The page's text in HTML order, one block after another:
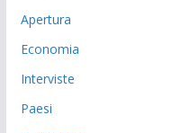
Apertura
Economia
Interviste
Paesi